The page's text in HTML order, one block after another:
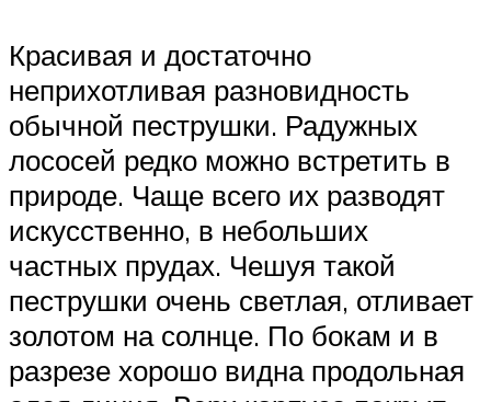
Красивая и достаточно
неприхотливая разновидность
обычной пеструшки. Радужных
лососей редко можно встретить в
природе. Чаще всего их разводят
искусственно, в небольших
частных прудах. Чешуя такой
пеструшки очень светлая, отливает
золотом на солнце. По бокам и в
разрезе хорошо видна продольная